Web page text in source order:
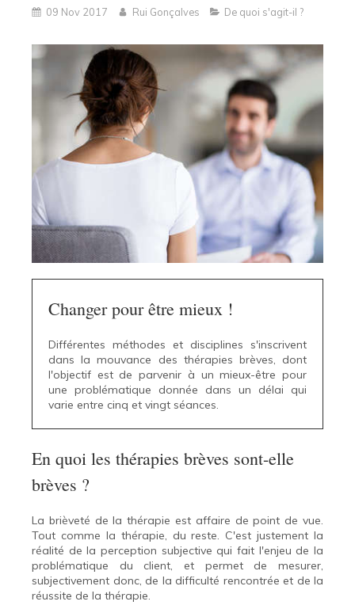
09 Nov 2017 Rui Gonçalves De quoi s'agit-il ?
Changer pour être mieux !
Différentes méthodes et disciplines s'inscrivent
dans la mouvance des thérapies brèves, dont
l'objectif est de parvenir à un mieux-être pour
une problématique donnée dans un délai qui
varie entre cinq et vingt séances.
En quoi les thérapies brèves sont-elle
brèves ?
La brièveté de la thérapie est affaire de point de vue.
Tout comme la thérapie, du reste. C'est justement la
réalité de la perception subjective qui fait l'enjeu de la
problématique du client, et permet de mesurer,
subjectivement donc, de la difficulté rencontrée et de la
réussite de la thérapie.